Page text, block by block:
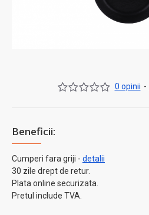
Beneficii:
Cumperi fara griji - detalii
30 zile drept de retur.
Plata online securizata.
Pretul include TVA.
0 opinii -